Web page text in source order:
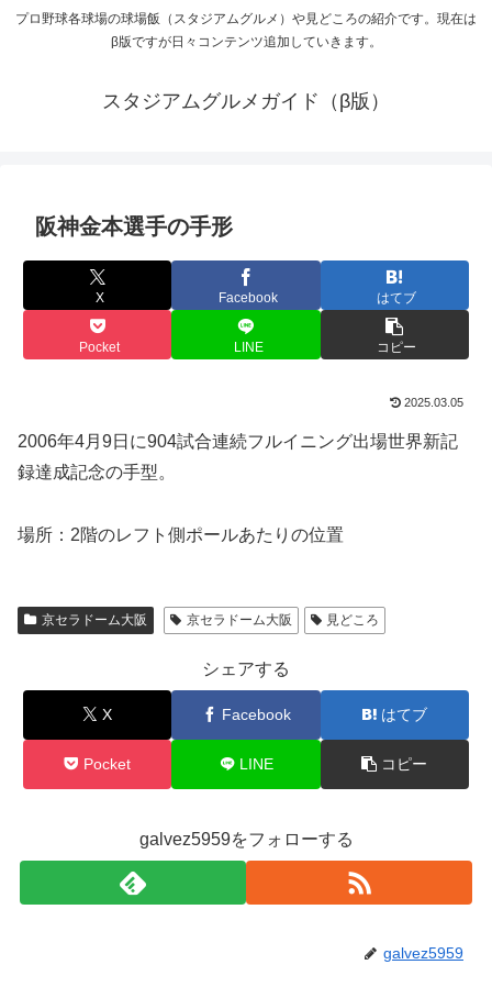
プロ野球各球場の球場飯（スタジアムグルメ）や見どころの紹介です。現在は
β版ですが日々コンテンツ追加していきます。
スタジアムグルメガイド（β版）
阪神金本選手の手形
X Facebook はてブ
Pocket LINE コピー
2025.03.05
2006年4月9日に904試合連続フルイニング出場世界新記
録達成記念の手型。
場所：2階のレフト側ポールあたりの位置
京セラドーム大阪 京セラドーム大阪 見どころ
シェアする
X Facebook はてブ
Pocket LINE コピー
galvez5959をフォローする
galvez5959